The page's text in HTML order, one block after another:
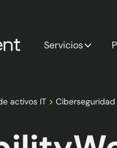
Servicios
activos IT Ciberseguridad